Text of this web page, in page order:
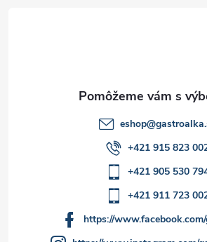
eshop@
+421 915 823
+421 905 530
+421 911 723
https://